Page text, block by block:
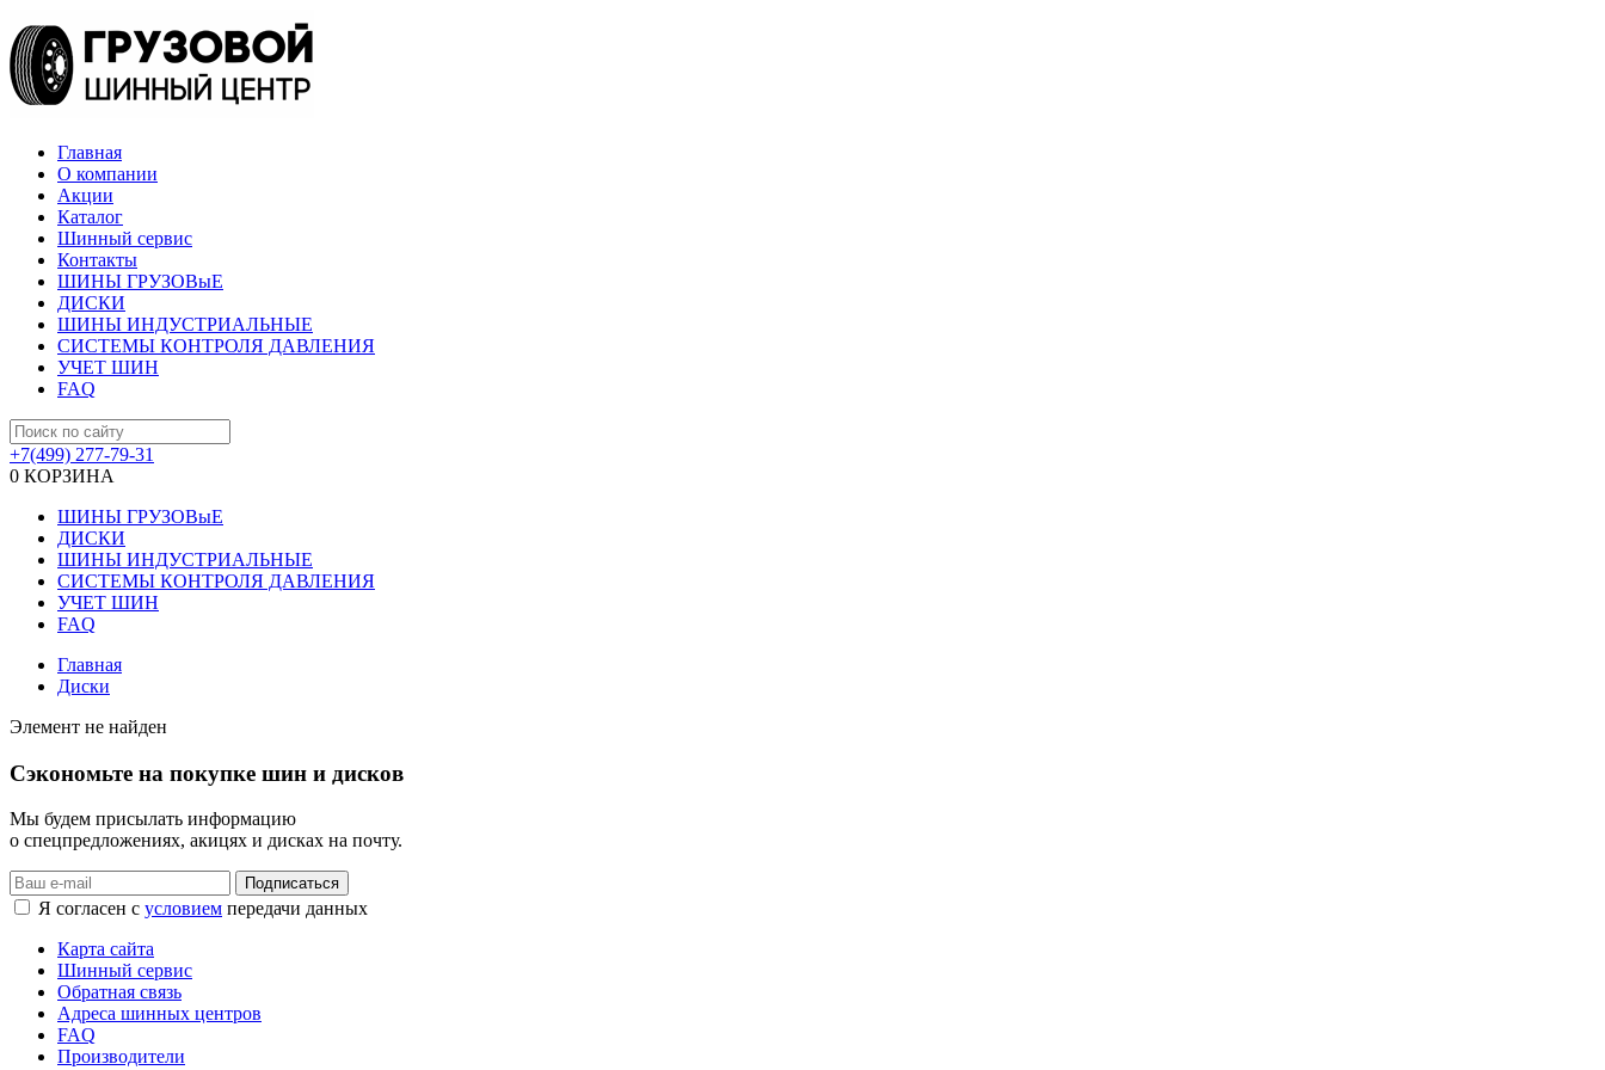
Главная
О компании
Акции
Каталог
Шинный сервис
Контакты
ШИНЫ ГРУЗОВыЕ
ДИСКИ
ШИНЫ ИНДУСТРИАЛЬНЫЕ
СИСТЕМЫ КОНТРОЛЯ ДАВЛЕНИЯ
УЧЕТ ШИН
FAQ
+7(499) 277-79-31
0 КОРЗИНА
ШИНЫ ГРУЗОВыЕ
ДИСКИ
ШИНЫ ИНДУСТРИАЛЬНЫЕ
СИСТЕМЫ КОНТРОЛЯ ДАВЛЕНИЯ
УЧЕТ ШИН
FAQ
Главная
Диски
Элемент не найден
Сэкономьте на покупке шин и дисков
Мы будем присылать информацию
о спецпредложениях, акицях и дисках на почту.
Подписаться
Я согласен с условием передачи данных
Карта сайта
Шинный сервис
Обратная связь
Адреса шинных центров
FAQ
Производители